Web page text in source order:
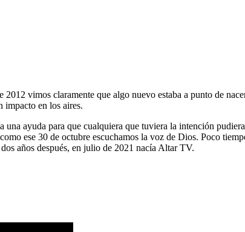
vimos claramente que algo nuevo estaba a punto de
impacto en los aires.
ayuda para que cualquiera que tuviera la intención
ese 30 de octubre escuchamos la voz de Dios. Poco
años después, en julio de 2021 nacía Altar TV.